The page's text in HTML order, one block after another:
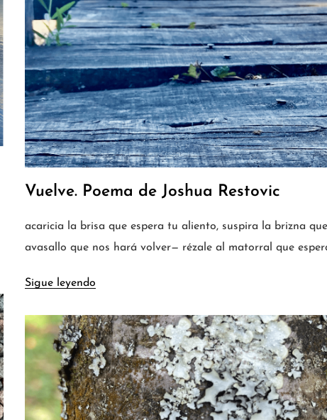
Vuelve. Poema de Joshua Restovic
acaricia la brisa que espera tu aliento, suspira la brizna
avasallo que nos hará volver— rézale al matorral que
Sigue leyendo